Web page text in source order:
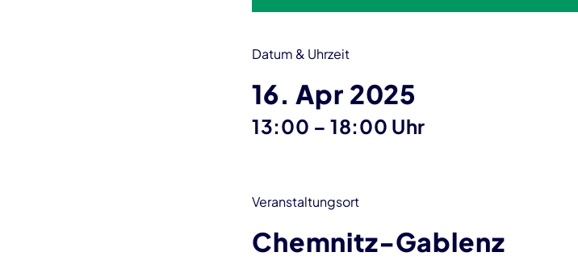
Datum & Uhrzeit
16. Apr 2025
13:00 – bis
18:00 Uhr
Veranstaltungsort
Chemnitz-Gablenz